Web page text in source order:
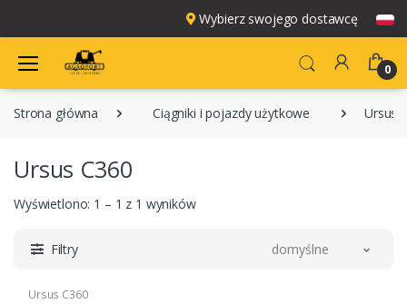
Wybierz swojego dostawcę
0
Strona główna Ciągniki i pojazdy użytkowe Ursus
Ursus C360
Wyświetlono: 1 – 1 z 1 wyników
Filtry domyślne
Ursus C360